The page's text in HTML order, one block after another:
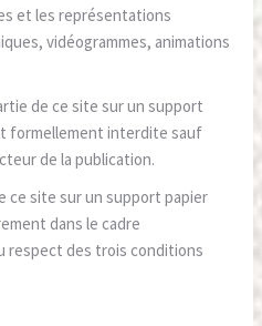
et les représentations
vidéogrammes, animations
de ce site sur un support
formellement interdite sauf
de la publication.
ce site sur un support papier
dans le cadre
respect des trois conditions